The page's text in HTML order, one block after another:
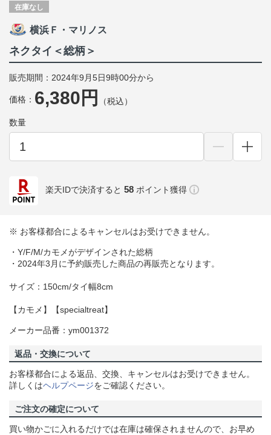
在庫なし
横浜Ｆ・マリノス
ネクタイ＜総柄＞
販売期間：2024年9月5日9時00分から
価格： 6,380円 （税込）
数量
楽天IDで決済すると 58 ポイント獲得
※ お客様都合によるキャンセルはお受けできません。
・Y/F/M/カモメがデザインされた総柄
・2024年3月に予約販売した商品の再販売となります。
サイズ：150cm/タイ幅8cm
【カモメ】【specialtreat】
メーカー品番：ym001372
返品・交換について
お客様都合による返品、交換、キャンセルはお受けできません。
詳しくはヘルプページをご確認ください。
ご注文の確定について
買い物かごに入れるだけでは在庫は確保されませんので、お早め